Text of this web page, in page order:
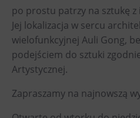
Catering
Zakwaterowanie
Hotel VP1
Więcej
po prostu patrzy na sztukę
Jej lokalizacja w sercu
wielofunkcyjnej Auli Gong,
podejściem do sztuki
Artystycznej.
Zapraszamy na najnowszą